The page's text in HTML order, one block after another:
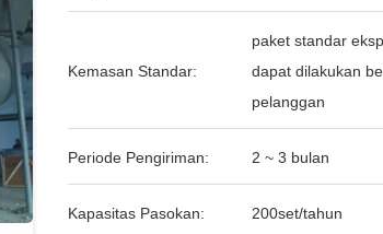
Kemasan Standar:
paket standar
dapat dilakukan
pelanggan
Periode Pengiriman: 2 ~ 3 bulan
Kapasitas Pasokan: 200set/tahun